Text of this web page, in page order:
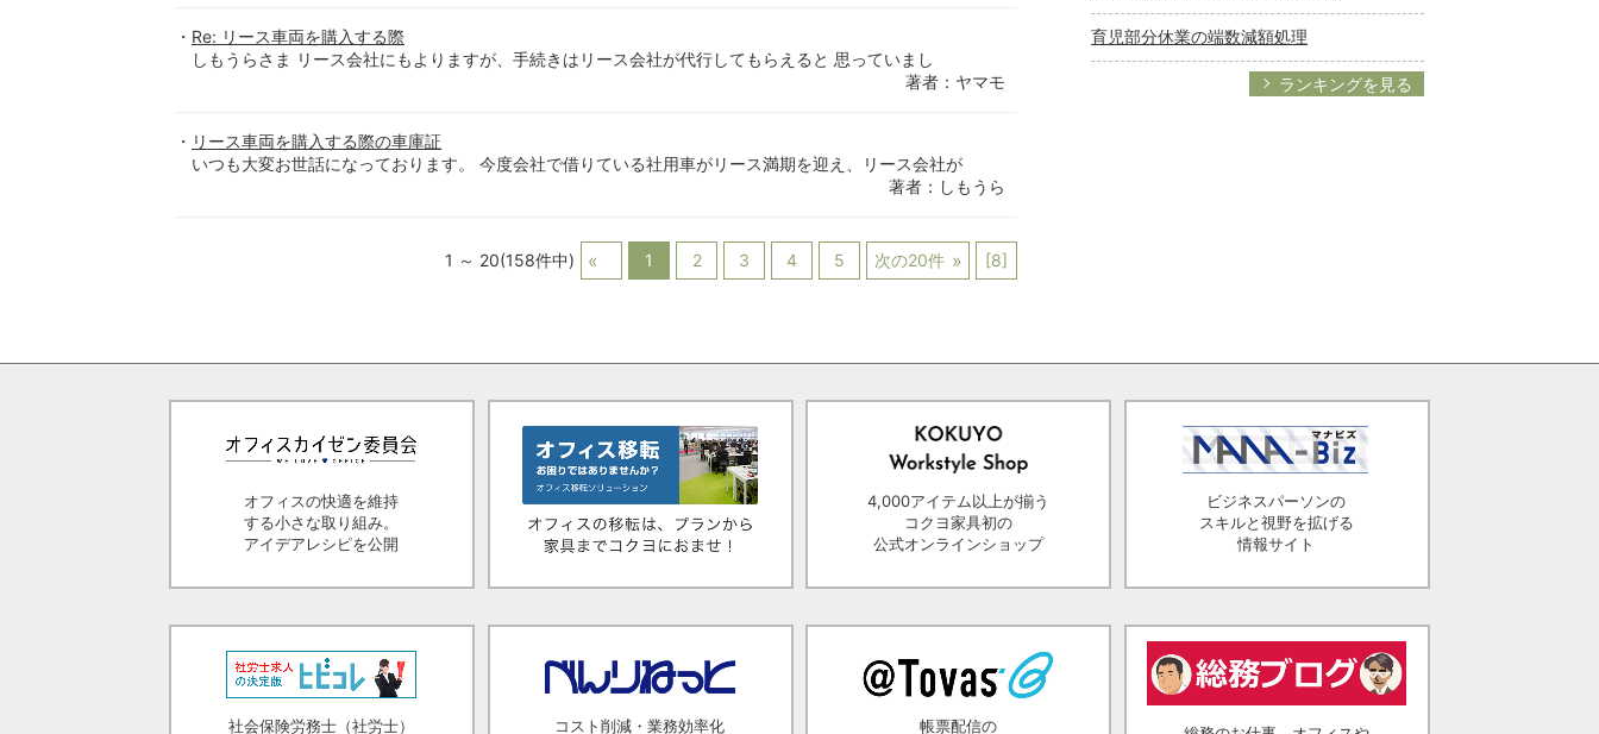
Re: リース車両を購入する際
しもうらさま リース会社にもよりますが、手続きはリース会社が代行してもらえると 思っていまし
著者：ヤマモ
リース車両を購入する際の車庫証
いつも大変お世話になっております。 今度会社で借りている社用車がリース満期を迎え、リース会社が
著者：しもうら
1 ～ 20(158件中) 1 2 3 4 5 次の20件 [8]
育児部分休業の端数減額処理
ランキングを見る
オフィスの快適を維持
する小さな取り組み。
アイデアレシピを公開
4,000アイテム以上が揃う
コクヨ家具初の
公式オンラインショップ
ビジネスパーソンの
スキルと視野を拡げる
情報サイト
社会保険労務士（社労士） コスト削減・業務効率化 帳票配信の